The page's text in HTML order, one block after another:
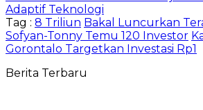
Adaptif Teknologi
Tag : 8 Triliun Bakal Luncurkan
Sofyan-Tonny Temu 120 Investor
Gorontalo Targetkan Investasi Rp1
Berita Terbaru